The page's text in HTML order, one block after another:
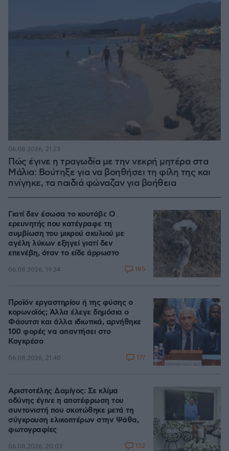
Πώς έγινε η τραγωδία με την νεκρή μητέρα στα
Μάλια: Βούτηξε για να βοηθήσει τη φίλη της και
πνίγηκε, τα παιδιά φώναζαν για βοήθεια
06.08.2026, 21:23
Γιατί δεν έσωσα το κουτάβι: Ο
ερευνητής που κατέγραφε τη
συμβίωση του μικρού σκυλιού με
αγέλη λύκων εξηγεί γιατί δεν
επενέβη, όταν το είδε άρρωστο
06.08.2026, 19:34 185
Προϊόν εργαστηρίου ή της φύσης ο
κορωνοϊός; Άλλα έλεγε δημόσια ο
Φάουτσι και άλλα ιδιωτικά, αρνήθηκε
100 φορές να απαντήσει στο
Κογκρέσο
06.08.2026, 21:40 177
Αριστοτέλης Δαμίγος: Σε κλίμα
οδύνης έγινε η αποτέφρωση του
συντονιστή που σκοτώθηκε μετά τη
σύγκρουση ελικοπτέρων στην Ψάθα,
φωτογραφίες
06.08.2026, 20:03 132